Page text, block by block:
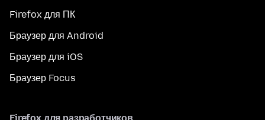
Firefox для ПК
Браузер для Android
Браузер для iOS
Браузер Focus